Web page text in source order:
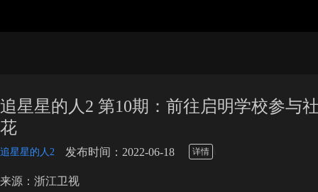
追星星的人2 第10期：前往启明学校参与
花
追星星的人2 发布时间：2022-06-18 详情
来源：浙江卫视